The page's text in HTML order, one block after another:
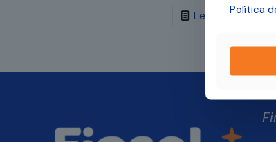
Leia maisPolítica